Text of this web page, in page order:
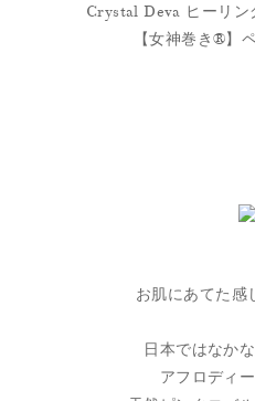
Crystal Deva ヒーリン
【女神巻き®】
お肌にあてた
日本ではなか
アフロディ